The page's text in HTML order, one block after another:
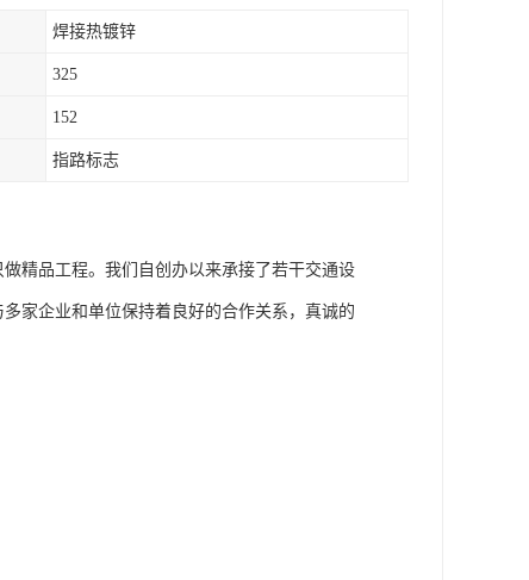
焊接热镀锌
325
152
指路标志
精品工程。我们自创办以来承接了若干交通设
家企业和单位保持着良好的合作关系，真诚的